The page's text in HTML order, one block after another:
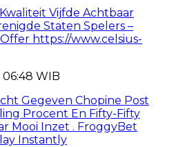
Vijfde Achtbaar
Staten Spelers –
https://www.celsius-
WIB
Gegeven Chopine Post
Procent En Fifty-Fifty
Mooi Inzet . FroggyBet
Instantly